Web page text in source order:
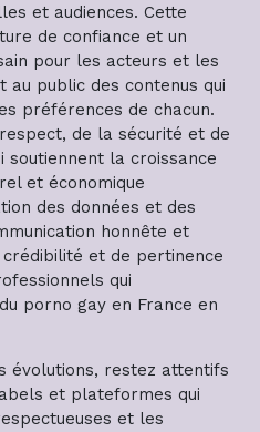
et audiences. Cette
de confiance et un
pour les acteurs et les
public des contenus qui
préférences de chacun.
de la sécurité et de
soutiennent la croissance
et économique
des données et des
honnête et
et de pertinence
qui
porno gay en France en
évolutions, restez attentifs
et plateformes qui
et les